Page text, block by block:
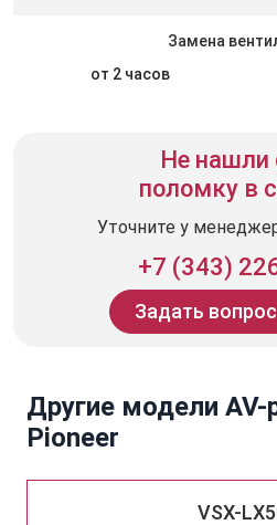
Замена
от 2 часов
Не нашли
поломку в
Уточните у
+7 (343)
Задать
Другие модели AV-
Pioneer
VSX-